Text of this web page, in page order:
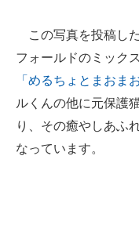
ビジネスと働き方のヒ
企業ITのトレンドを詳
経営リーダーのコミュ
この写真を投稿し
フォールドのミック
「めるちょとまおま
ルくんの他に元保護
り、その癒やしあふ
なっています。